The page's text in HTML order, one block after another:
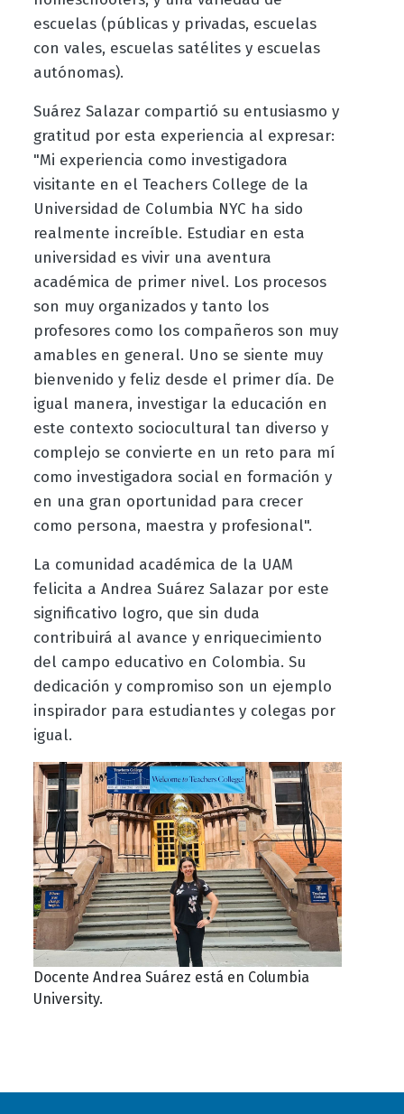
escuelas (públicas y privadas, escuelas
con vales, escuelas satélites y escuelas
autónomas).
Suárez Salazar compartió su entusiasmo y
gratitud por esta experiencia al expresar:
"Mi experiencia como investigadora
visitante en el Teachers College de la
Universidad de Columbia NYC ha sido
realmente increíble. Estudiar en esta
universidad es vivir una aventura
académica de primer nivel. Los procesos
son muy organizados y tanto los
profesores como los compañeros son muy
amables en general. Uno se siente muy
bienvenido y feliz desde el primer día. De
igual manera, investigar la educación en
este contexto sociocultural tan diverso y
complejo se convierte en un reto para mí
como investigadora social en formación y
en una gran oportunidad para crecer
como persona, maestra y profesional".
La comunidad académica de la UAM
felicita a Andrea Suárez Salazar por este
significativo logro, que sin duda
contribuirá al avance y enriquecimiento
del campo educativo en Colombia. Su
dedicación y compromiso son un ejemplo
inspirador para estudiantes y colegas por
igual.
Docente Andrea Suárez está en Columbia
University.